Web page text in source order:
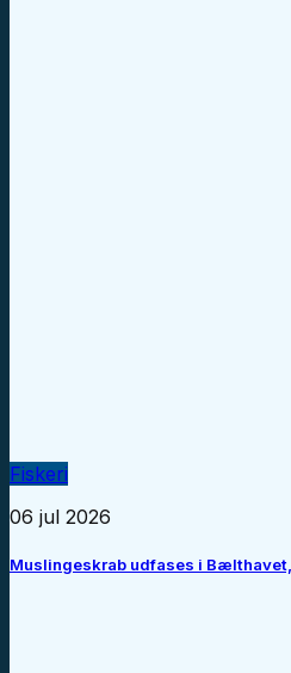
Fiskeri
06 jul 2026
Muslingeskrab udfases i